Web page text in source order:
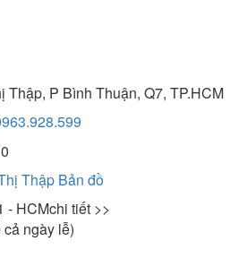
Thập, P Bình Thuận, Q7, TP.HCM
Thập Bản đồ
- HCMchi tiết >>
cả ngày lễ)